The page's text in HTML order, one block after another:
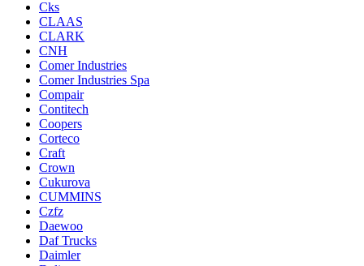
Cks
CLAAS
CLARK
CNH
Comer Industries
Comer Industries Spa
Compair
Contitech
Coopers
Corteco
Craft
Crown
Cukurova
CUMMINS
Czfz
Daewoo
Daf Trucks
Daimler